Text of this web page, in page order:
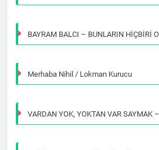
BAYRAM BALCI – BUNLARIN HİÇBİRİ
Merhaba Nihil / Lokman Kurucu
VARDAN YOK, YOKTAN VAR SAYMAK